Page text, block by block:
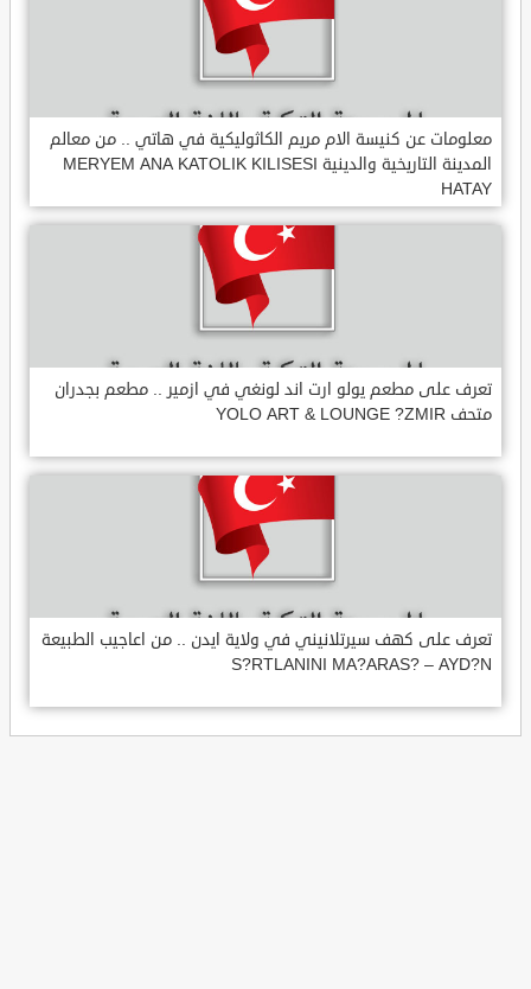
معلومات عن كنيسة الام مريم الكاثوليكية في هاتي .. من معالم
المدينة التاريخية والدينية MERYEM ANA KATOLIK KILISESI
HATAY
تعرف على مطعم يولو ارت اند لونغي في ازمير .. مطعم بجدران
متحف YOLO ART & LOUNGE ?ZMIR
تعرف على كهف سيرتلانيني في ولاية ايدن .. من اعاجيب الطبيعة
S?RTLANINI MA?ARAS? – AYD?N